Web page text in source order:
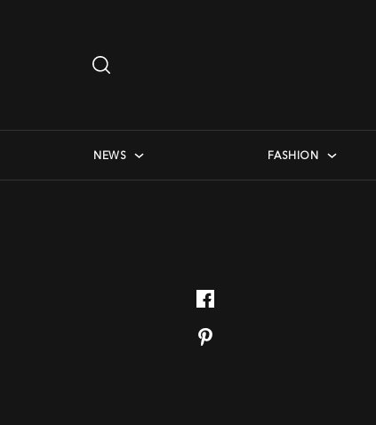
…
NEWS FASHION